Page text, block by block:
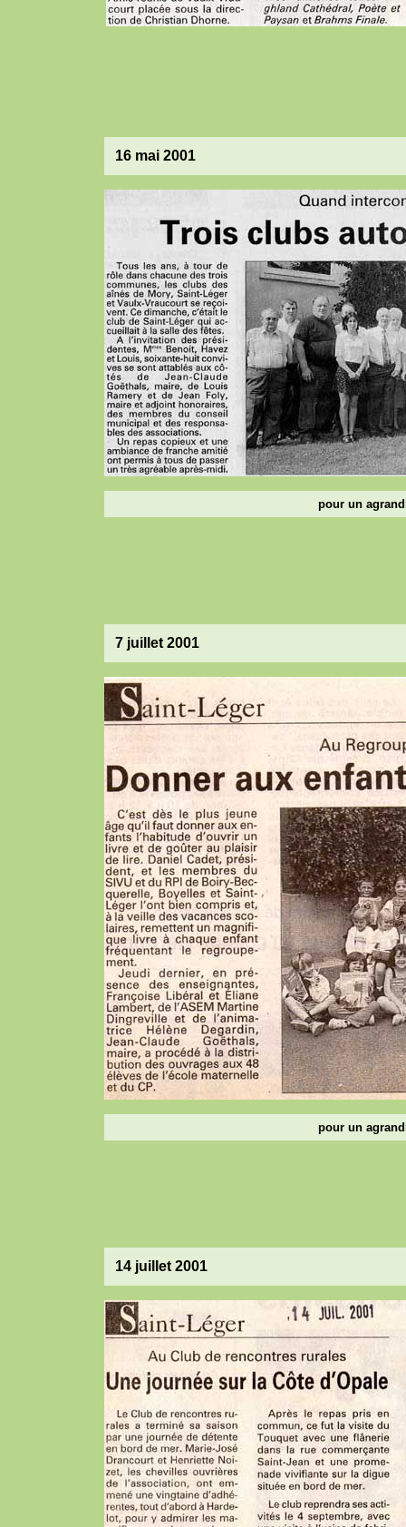
16 mai 2001
pour un
7 juillet 2001
pour un
14 juillet 2001